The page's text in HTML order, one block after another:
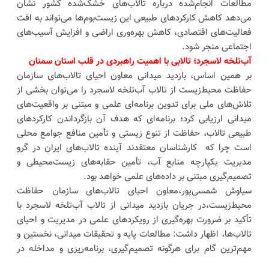
مطالعات انجام‌شده درباره تالاب‌های خشک‌شده کشور نشان
می‌دهد کاهش کارکردهای طبیعی این زیست‌بوم‌ها می‌تواند به افت
فعالیت‌های اقتصادی، کاهش بهره‌وری اراضی و افزایش آسیب‌های
اجتماعی منجر شود.
آب‌تلخه لاسجرد؛ تالابی با اهمیت راهبردی در قلب استان سمنان
بر همین اساس، بازدید میدانی معاون احیای تالاب‌های سازمان
حفاظت محیط‌زیست از تالاب آب‌تلخه لاسجرد را می‌توان بخشی از
تلاش‌های ملی برای تدوین برنامه‌ای علمی و مبتنی بر واقعیت‌های
میدانی ارزیابی کرد؛ برنامه‌ای که هدف آن بازگرداندن کارکردهای
طبیعی تالاب، حفاظت از تنوع زیستی و تأمین منافع جوامع محلی
است چرا که کارشناسان معتقدند آینده تالاب‌های ایران در گرو
مدیریت یکپارچه منابع آب، تأمین حقابه‌های زیست‌محیطی و
تصمیم‌گیری مبتنی بر داده‌های علمی خواهد بود.
سیاوش شمسی‌پور،معاون احیای تالاب‌های سازمان حفاظت
محیط‌زیست،در جریان بازدید میدانی از تالاب آب‌تلخه لاسجرد با
تأکید بر ضرورت بهره‌گیری از رویکردهای علمی در مدیریت و احیای
تالاب‌ها، اظهار داشت: مطالعات پایه و تحقیقات میدانی، نخستین و
مهم‌ترین گام برای هرگونه تصمیم‌گیری، برنامه‌ریزی و مداخله در